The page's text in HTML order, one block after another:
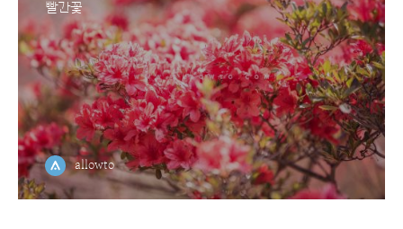
빨간꽃
allowto